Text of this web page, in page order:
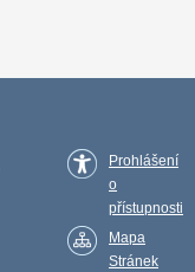
Prohlášení
o
přístupnosti
Mapa
Stránek